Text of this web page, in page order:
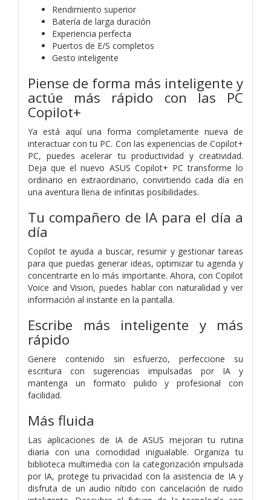
Rendimiento superior
Batería de larga duración
Experiencia perfecta
Puertos de E/S completos
Gesto inteligente
Piense de forma más inteligente y
actúe más rápido con las PC
Copilot+
Ya está aquí una forma completamente nueva de
interactuar con tu PC. Con las experiencias de Copilot+
PC, puedes acelerar tu productividad y creatividad.
Deja que el nuevo ASUS Copilot+ PC transforme lo
ordinario en extraordinario, convirtiendo cada día en
una aventura llena de infinitas posibilidades.
Tu compañero de IA para el día a
día
Copilot te ayuda a buscar, resumir y gestionar tareas
para que puedas generar ideas, optimizar tu agenda y
concentrarte en lo más importante. Ahora, con Copilot
Voice and Vision, puedes hablar con naturalidad y ver
información al instante en la pantalla.
Escribe más inteligente y más
rápido
Genere contenido sin esfuerzo, perfeccione su
escritura con sugerencias impulsadas por IA y
mantenga un formato pulido y profesional con
facilidad.
Más fluida
Las aplicaciones de IA de ASUS mejoran tu rutina
diaria con una comodidad inigualable. Organiza tu
biblioteca multimedia con la categorización impulsada
por IA, protege tu privacidad con la asistencia de IA y
disfruta de un audio nítido con cancelación de ruido